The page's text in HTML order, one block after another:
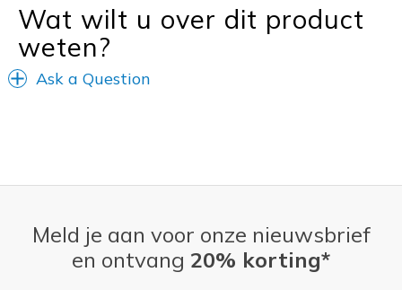
Width
Feels true to width
Sizing
Feels true to size
View On Shoes
Wat wilt u over dit product
weten?
Ask a Question
Meld je aan voor onze nieuwsbrief
en ontvang 20% korting*